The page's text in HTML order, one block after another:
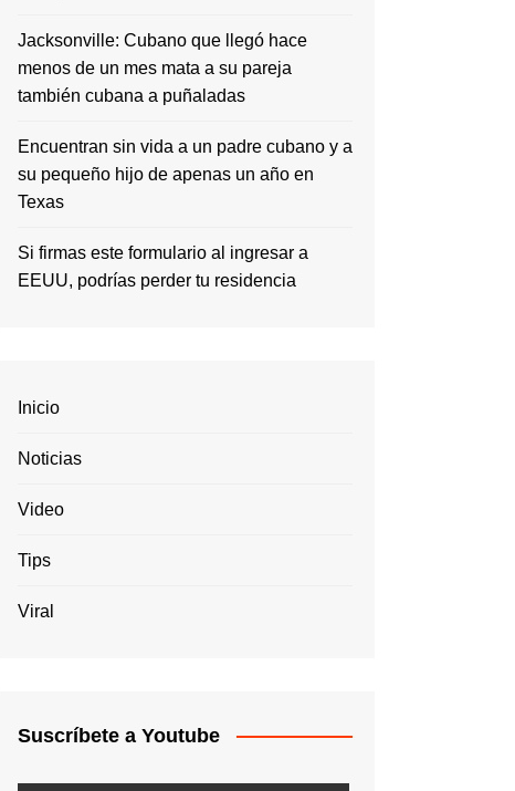
Jacksonville: Cubano que llegó hace
menos de un mes mata a su pareja
también cubana a puñaladas
Encuentran sin vida a un padre cubano y a
su pequeño hijo de apenas un año en
Texas
Si firmas este formulario al ingresar a
EEUU, podrías perder tu residencia
Inicio
Noticias
Video
Tips
Viral
Suscríbete a Youtube